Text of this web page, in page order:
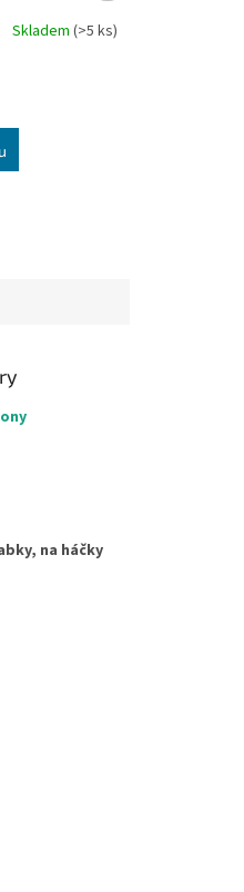
Skladem (>5 ks)
na háčky